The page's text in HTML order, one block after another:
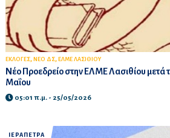
ΕΚΛΟΓΕΣ, ΝΕΟ ΔΣ, ΕΛΜΕ ΛΑΣΙΘΙΟΥ
Νέο Προεδρείο στην ΕΛΜΕ Λασιθίου μετά
Μαΐου
05:01 π.μ. - 25/05/2026
ΙΕΡΑΠΕΤΡΑ